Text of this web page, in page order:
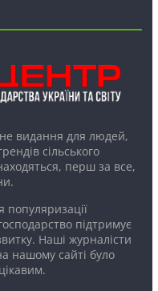
видання для людей,
сільського
перш за все,
популяризації
підтримує
Наші журналісти
нашому сайті було